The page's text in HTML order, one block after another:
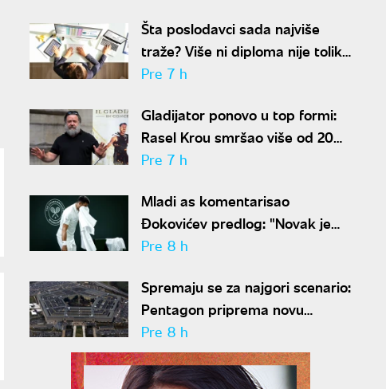
Šta poslodavci sada najviše
traže? Više ni diploma nije toliko
važna
Pre 7 h
Gladijator ponovo u top formi:
Rasel Krou smršao više od 20
kilograma pa zapalio društvene
Pre 7 h
Mladi as komentarisao
Đokovićev predlog: "Novak je
sve stariji, zato nam predlaže
Pre 8 h
Spremaju se za najgori scenario:
Pentagon priprema novu
nuklearnu strategiju za
eventualni sukob sa Rusijom i
Kinom
Pre 8 h